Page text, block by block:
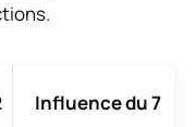
Influence du 7